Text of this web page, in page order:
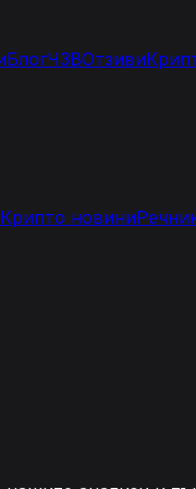
БлогЧЗВОтзиви
Крипто новини